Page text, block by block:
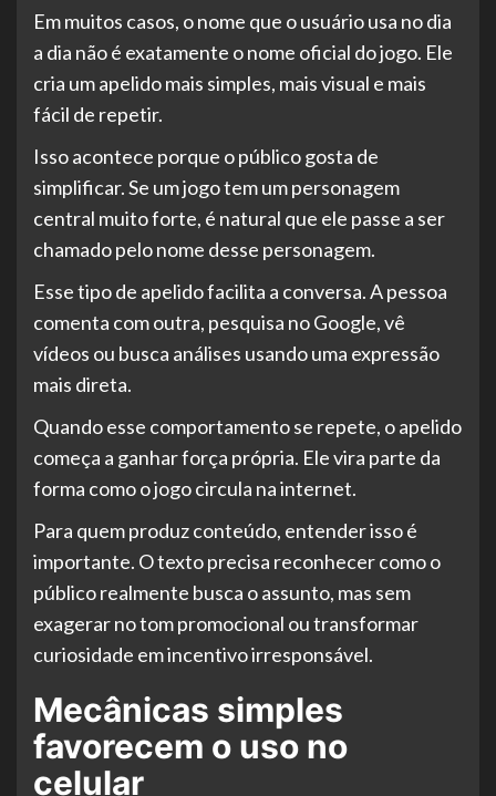
Em muitos casos, o nome que o usuário usa no dia
a dia não é exatamente o nome oficial do jogo. Ele
cria um apelido mais simples, mais visual e mais
fácil de repetir.
Isso acontece porque o público gosta de
simplificar. Se um jogo tem um personagem
central muito forte, é natural que ele passe a ser
chamado pelo nome desse personagem.
Esse tipo de apelido facilita a conversa. A pessoa
comenta com outra, pesquisa no Google, vê
vídeos ou busca análises usando uma expressão
mais direta.
Quando esse comportamento se repete, o apelido
começa a ganhar força própria. Ele vira parte da
forma como o jogo circula na internet.
Para quem produz conteúdo, entender isso é
importante. O texto precisa reconhecer como o
público realmente busca o assunto, mas sem
exagerar no tom promocional ou transformar
curiosidade em incentivo irresponsável.
Mecânicas simples
favorecem o uso no
celular